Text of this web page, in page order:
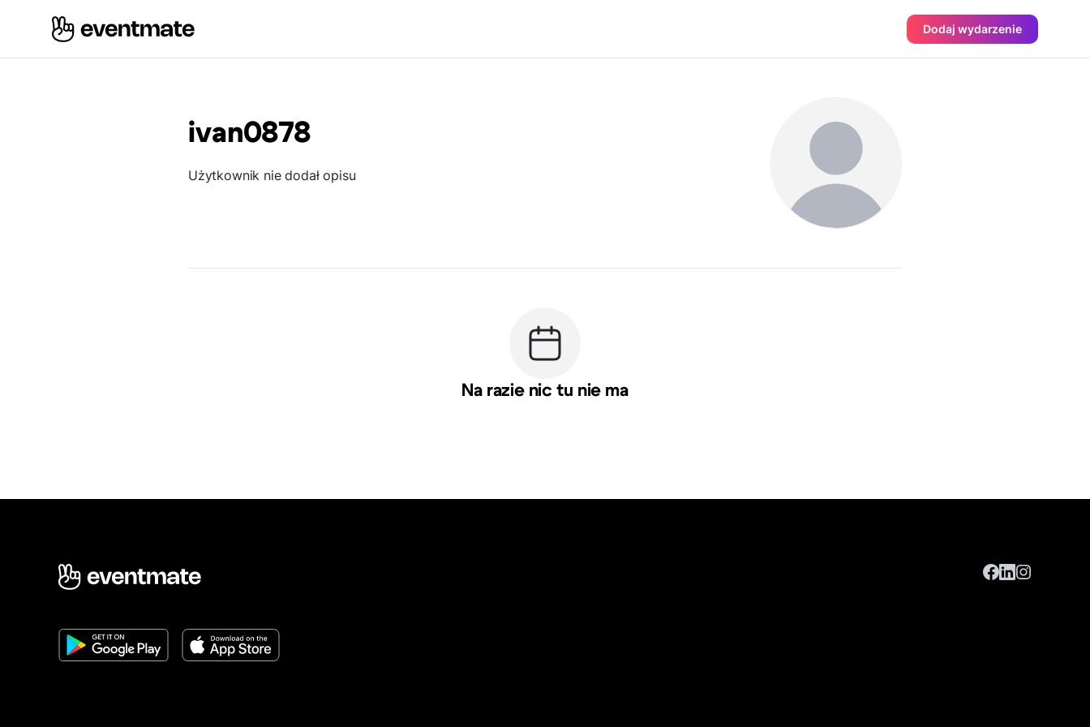
Dodaj wydarzenie
ivan0878
Użytkownik nie dodał opisu
Na razie nic tu nie ma